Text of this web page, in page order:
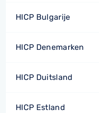
HICP Bulgarije
HICP Denemarken
HICP Duitsland
HICP Estland